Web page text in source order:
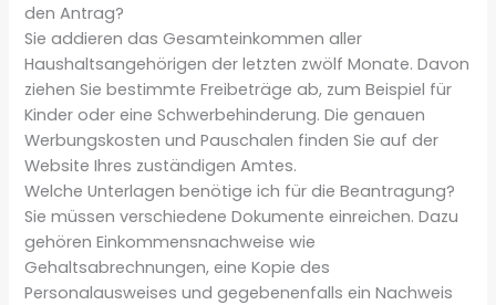
den Antrag?
Sie addieren das Gesamteinkommen aller
Haushaltsangehörigen der letzten zwölf Monate. Davon
ziehen Sie bestimmte Freibeträge ab, zum Beispiel für
Kinder oder eine Schwerbehinderung. Die genauen
Werbungskosten und Pauschalen finden Sie auf der
Website Ihres zuständigen Amtes.
Welche Unterlagen benötige ich für die Beantragung?
Sie müssen verschiedene Dokumente einreichen. Dazu
gehören Einkommensnachweise wie
Gehaltsabrechnungen, eine Kopie des
Personalausweises und gegebenenfalls ein Nachweis